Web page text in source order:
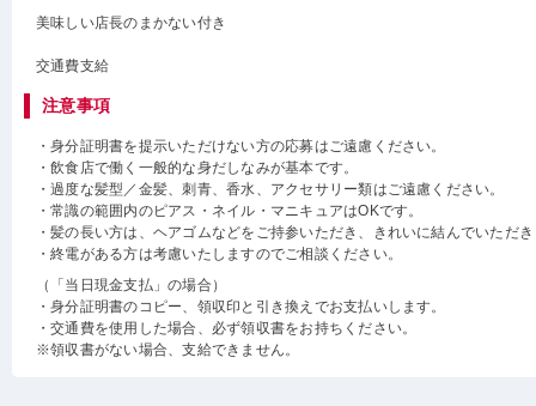
美味しい店長のまかない付き
交通費支給
注意事項
・身分証明書を提示いただけない方の応募はご遠慮ください。
・飲食店で働く一般的な身だしなみが基本です。
・過度な髪型／金髪、刺青、香水、アクセサリー類はご遠慮ください。
・常識の範囲内のピアス・ネイル・マニキュアはOKです。
・髪の長い方は、ヘアゴムなどをご持参いただき、きれいに結んでいただ
・終電がある方は考慮いたしますのでご相談ください。
（「当日現金支払」の場合）
・身分証明書のコピー、領収印と引き換えでお支払いします。
・交通費を使用した場合、必ず領収書をお持ちください。
※領収書がない場合、支給できません。